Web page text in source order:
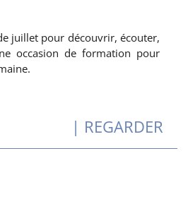
juillet pour découvrir, écouter,
occasion de formation pour
| REGARDER